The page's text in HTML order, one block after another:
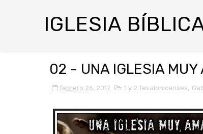
IGLESIA
02 - UNA IGLESIA MUY
febrero 26, 2017 1 y 2 Tesalonicenses,